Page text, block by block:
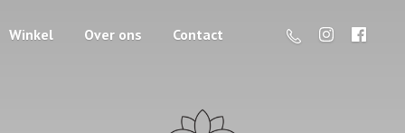
Winkel Over ons Contact